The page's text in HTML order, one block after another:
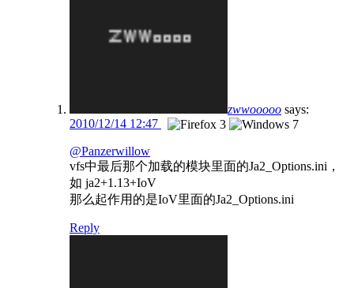
zwwooooo says:
2010/12/14 12:47
@Panzerwillow
vfs中最后那个加载的模块里面的Ja2_Options.ini，
如 ja2+1.13+IoV
那么起作用的是IoV里面的Ja2_Options.ini
Reply